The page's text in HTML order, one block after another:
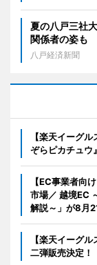
夏の八戸三社
関係者の姿も
八戸経済新聞
【楽天イーグ
ぞらピカチュウ
【EC事業者向
市場／ 越境EC
解説～」が8月
【楽天イーグ
二弾販売決定！